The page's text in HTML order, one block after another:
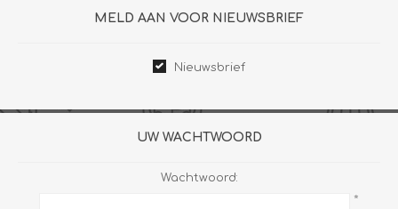
MELD AAN VOOR NIEUWSBRIEF
Nieuwsbrief
UW WACHTWOORD
Wachtwoord:
*